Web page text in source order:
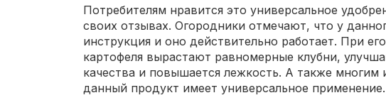
Потребителям нравится это универсальное
своих отзывах. Огородники отмечают, что у
инструкция и оно действительно работает. При
картофеля вырастают равномерные клубни,
качества и повышается лежкость. А также многим
данный продукт имеет универсальное применение.